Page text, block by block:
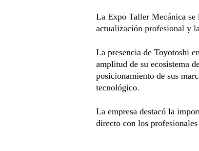
La Expo Taller Mecánica se
actualización profesional y
La presencia de Toyotoshi
amplitud de su ecosistema
posicionamiento de sus
tecnológico.
La empresa destacó la
directo con los